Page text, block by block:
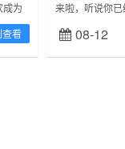
成为
推出
名即...
查看
来啦，听说你已
可是不知道学
训作为一家专
08-12